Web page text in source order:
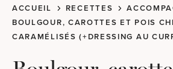
ACCUEIL RECETTES
BOULGOUR, CAROTTES ET POIS
CARAMÉLISÉS (+DRESSING AU